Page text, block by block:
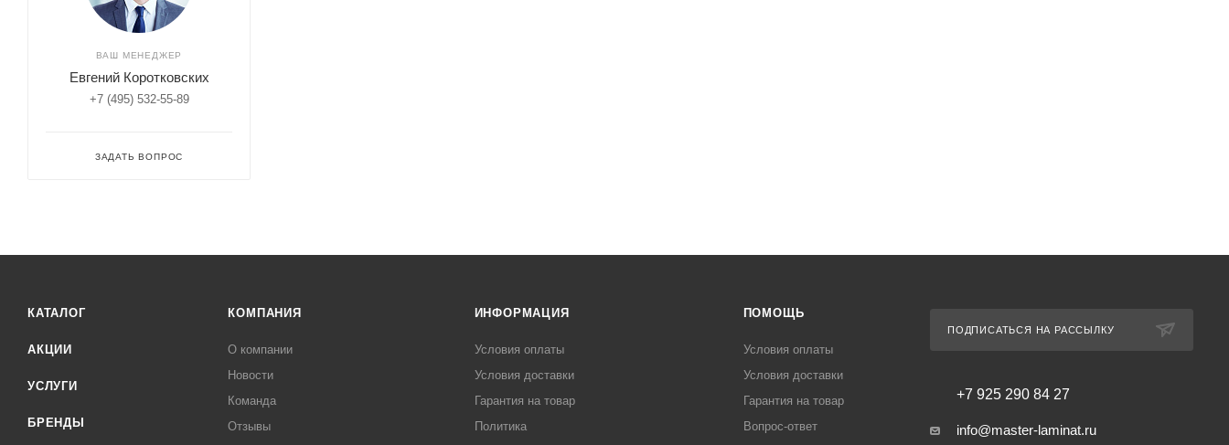
ВАШ МЕНЕДЖЕР
Евгений Коротковских
+7 (495) 532-55-89
ЗАДАТЬ ВОПРОС
КАТАЛОГ
АКЦИИ
УСЛУГИ
БРЕНДЫ
КОМПАНИЯ
О компании
Новости
Команда
Отзывы
ИНФОРМАЦИЯ
Условия оплаты
Условия доставки
Гарантия на товар
Политика
ПОМОЩЬ
Условия оплаты
Условия доставки
Гарантия на товар
Вопрос-ответ
ПОДПИСАТЬСЯ НА РАССЫЛКУ
+7 925 290 84 27
info@master-laminat.ru